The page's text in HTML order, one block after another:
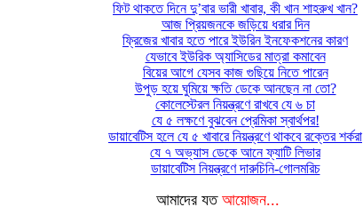
ফিট থাকতে দিনে দু’বার ভারী খাবার, কী খান শাহরুখ খান?
আজ প্রিয়জনকে জড়িয়ে ধরার দিন
ফ্রিজের খাবার হতে পারে ইউরিন ইনফেকশনের কারণ
যেভাবে ইউরিক অ্যাসিডের মাত্রা কমাবেন
বিয়ের আগে যেসব কাজ গুছিয়ে নিতে পারেন
উপুড় হয়ে ঘুমিয়ে ক্ষতি ডেকে আনছেন না তো?
কোলেস্টেরল নিয়ন্ত্রণে রাখবে যে ৬ চা
যে ৫ লক্ষণে বুঝবেন প্রেমিকা স্বার্থপর!
ডায়াবেটিস হলে যে ৫ খাবারে নিয়ন্ত্রণে থাকবে রক্তের শর্করা
যে ৭ অভ্যাস ডেকে আনে ফ্যাটি লিভার
ডায়াবেটিস নিয়ন্ত্রণে দারুচিনি-গোলমরিচ
আমাদের যত আয়োজন...